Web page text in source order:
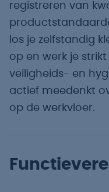
registreren van
los je zelfstandig
op en werk je
veiligheids- en
actief meedenkt
op de werkvloer.